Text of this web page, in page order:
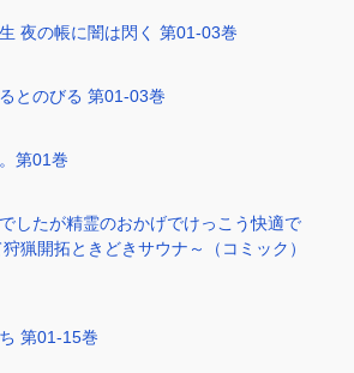
夜の帳に闇は閃く 第01-03巻
とのびる 第01-03巻
第01巻
したが精霊のおかげでけっこう快適で
猟開拓ときどきサウナ～（コミック）
第01-15巻